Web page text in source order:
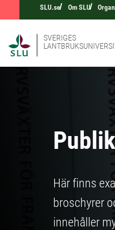
SLU.se Om SLU
SVERIGES
Här finns
broschyrer
innehåller